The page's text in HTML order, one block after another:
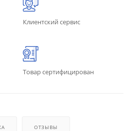
Клиентский сервис
Товар сертифицирован
ОТЗЫВЫ